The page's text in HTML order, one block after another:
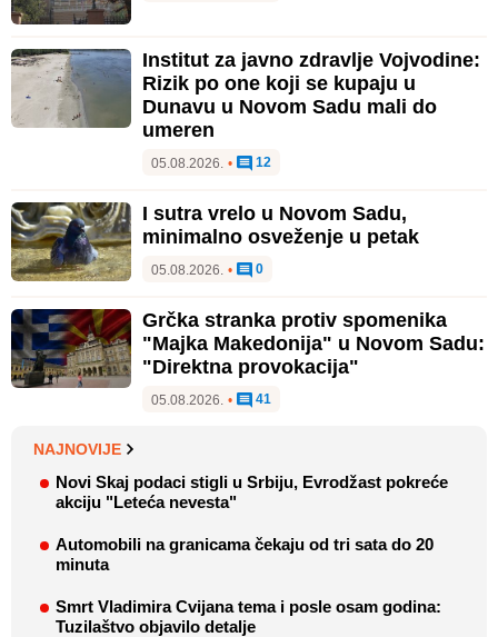
Institut za javno zdravlje Vojvodine:
Rizik po one koji se kupaju u
Dunavu u Novom Sadu mali do
umeren
05.08.2026. • 12
I sutra vrelo u Novom Sadu,
minimalno osveženje u petak
05.08.2026. • 0
Grčka stranka protiv spomenika
"Majka Makedonija" u Novom Sadu:
"Direktna provokacija"
05.08.2026. • 41
NAJNOVIJE
Novi Skaj podaci stigli u Srbiju, Evrodžast pokreće
akciju "Leteća nevesta"
Automobili na granicama čekaju od tri sata do 20
minuta
Smrt Vladimira Cvijana tema i posle osam godina:
Tuzilaštvo objavilo detalje